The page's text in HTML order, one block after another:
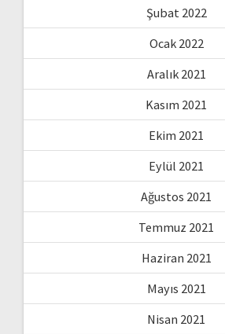
Şubat 2022
Ocak 2022
Aralık 2021
Kasım 2021
Ekim 2021
Eylül 2021
Ağustos 2021
Temmuz 2021
Haziran 2021
Mayıs 2021
Nisan 2021